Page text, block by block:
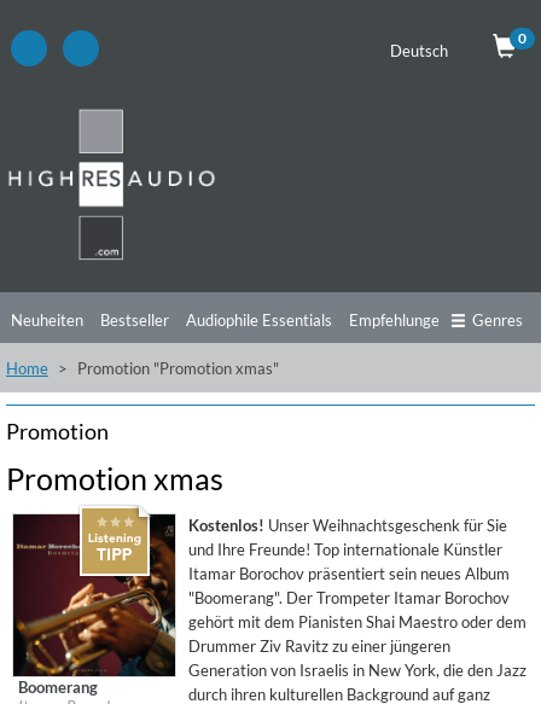
Deutsch
0
Neuheiten Bestseller Audiophile Essentials Empfehlungen
Hörtipps Top Alben Angebote Preorder
Videos
Genres
Home Promotion "Promotion xmas"
Promotion
Promotion xmas
Boomerang
Kostenlos! Unser Weihnachtsgeschenk für Sie
und Ihre Freunde! Top internationale Künstler
Itamar Borochov präsentiert sein neues Album
"Boomerang". Der Trompeter Itamar Borochov
gehört mit dem Pianisten Shai Maestro oder dem
Drummer Ziv Ravitz zu einer jüngeren
Generation von Israelis in New York, die den Jazz
durch ihren kulturellen Background auf ganz